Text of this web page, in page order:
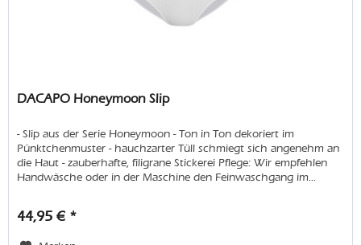
DACAPO Honeymoon Slip
- Slip aus der Serie Honeymoon - Ton in Ton dekoriert im
Pünktchenmuster - hauchzarter Tüll schmiegt sich angenehm an
die Haut - zauberhafte, filigrane Stickerei Pflege: Wir empfehlen
Handwäsche oder in der Maschine den Feinwaschgang im...
44,95 € *